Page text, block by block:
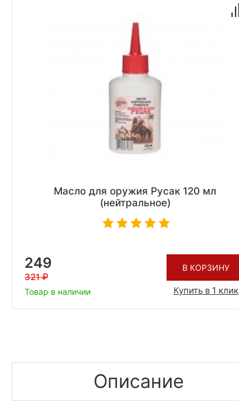
Масло для оружия Русак 120 мл
(нейтральное)
249
321
Товар в наличии
В КОРЗИНУ
Купить в 1 клик
Описание